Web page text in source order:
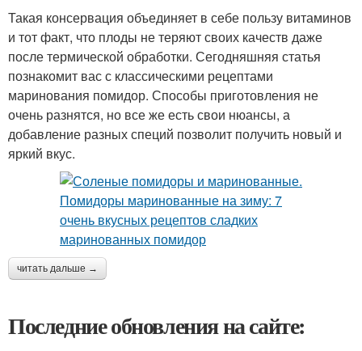
Такая консервация объединяет в себе пользу витаминов
и тот факт, что плоды не теряют своих качеств даже
после термической обработки. Сегодняшняя статья
познакомит вас с классическими рецептами
маринования помидор. Способы приготовления не
очень разнятся, но все же есть свои нюансы, а
добавление разных специй позволит получить новый и
яркий вкус.
читать дальше →
Последние обновления на сайте: